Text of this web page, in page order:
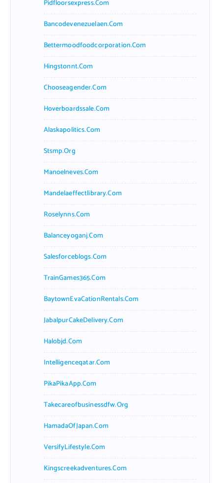
Pidfloorsexpress.com
Bancodevenezuelaen.com
Bettermoodfoodcorporation.com
Hingstonnt.com
Chooseagender.com
Hoverboardssale.com
Alaskapolitics.com
Stsmp.org
Manoelneves.com
Mandelaeffectlibrary.com
Roselynns.com
Balanceyoganj.com
Salesforceblogs.com
TrainGames365.com
BaytownEvaCationRentals.com
JabalpurCakeDelivery.com
Halobjd.com
Intelligenceqatar.com
PikaPikaApp.com
Takecareofbusinessdfw.org
HamadaOfJapan.com
VersifyLifestyle.com
Kingscreekadventures.com